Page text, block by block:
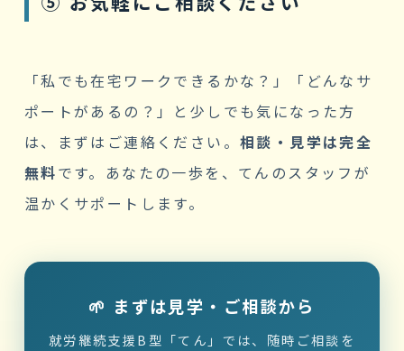
「私でも在宅ワークできるかな？」「どんなサ
ポートがあるの？」と少しでも気になった方
は、まずはご連絡ください。相談・見学は完全
無料です。あなたの一歩を、てんのスタッフが
温かくサポートします。
🌱 まずは見学・ご相談から
就労継続支援B型「てん」では、随時ご相談を